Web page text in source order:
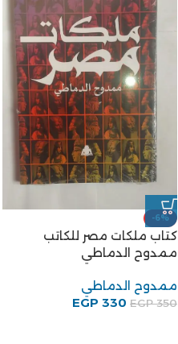
كتاب جنة الحيوان للكاتب طه
حسين
طه حسين
EGP100